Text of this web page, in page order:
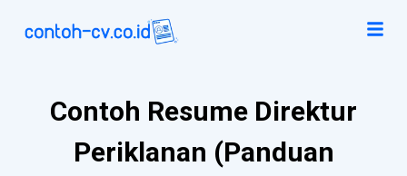
Contoh Resume Direktur
Periklanan (Panduan